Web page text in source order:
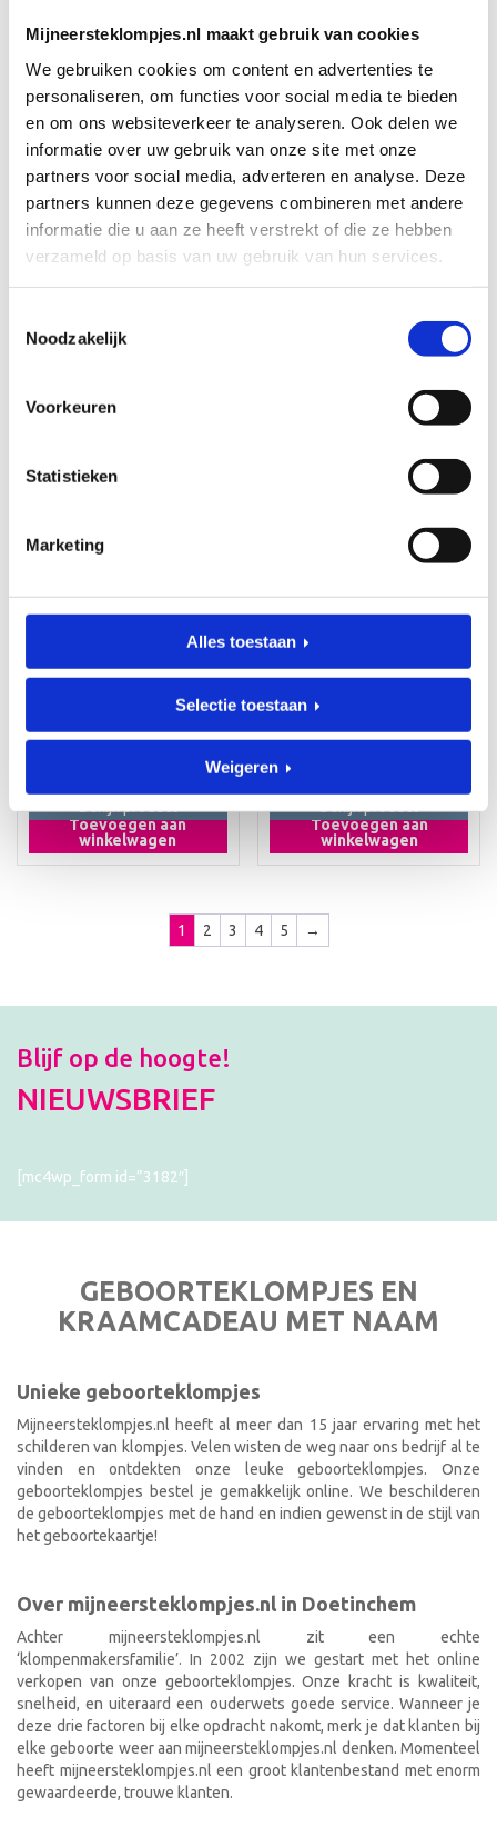
Mijneersteklompjes.nl maakt gebruik van cookies
We gebruiken cookies om content en advertenties te
personaliseren, om functies voor social media te bieden
en om ons websiteverkeer te analyseren. Ook delen we
informatie over uw gebruik van onze site met onze
partners voor social media, adverteren en analyse. Deze
partners kunnen deze gegevens combineren met andere
informatie die u aan ze heeft verstrekt of die ze hebben
verzameld op basis van uw gebruik van hun services.
Noodzakelijk
Voorkeuren
Statistieken
Marketing
Alles toestaan
Selectie toestaan
Weigeren
KRAAMCADEAUS
Geboorteklompjes
Siem
Art. klomp-0007
€36,95
Bekijk product
KRAAMCADEAUS
Geboorteklompjes
Tom
Art. klomp-0011
€36,95
Toevoegen aan
Bekijk product
Geboorteklompjes
Fedde
€36,95
Toevoegen aan
winkelwagen
KRAAMCADEAUS
Geboorteklompje Fay
Jolie
Art. klomp_00019
€36,95
Toevoegen aan
winkelwagen
1 2 3 4 5 →
Blijf op de hoogte!
NIEUWSBRIEF
[mc4wp_form id=”3182″]
GEBOORTEKLOMPJES EN
KRAAMCADEAU MET NAAM
Unieke geboorteklompjes
Mijneersteklompjes.nl heeft al meer dan 15 jaar ervaring met het
schilderen van klompjes. Velen wisten de weg naar ons bedrijf al te
vinden en ontdekten onze leuke geboorteklompjes. Onze
geboorteklompjes bestel je gemakkelijk online. We beschilderen
de geboorteklompjes met de hand en indien gewenst in de stijl van
het geboortekaartje!
Over mijneersteklompjes.nl in Doetinchem
Achter mijneersteklompjes.nl zit een echte
‘klompenmakersfamilie’. In 2002 zijn we gestart met het online
verkopen van onze geboorteklompjes. Onze kracht is kwaliteit,
snelheid, en uiteraard een ouderwets goede service. Wanneer je
deze drie factoren bij elke opdracht nakomt, merk je dat klanten bij
elke geboorte weer aan mijneersteklompjes.nl denken. Momenteel
heeft mijneersteklompjes.nl een groot klantenbestand met enorm
gewaardeerde, trouwe klanten.